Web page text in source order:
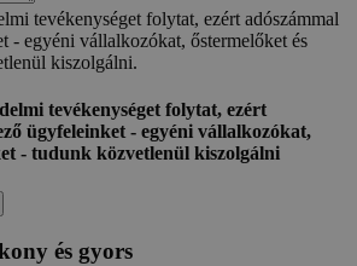
tevékenységet folytat, ezért adószámmal
- egyéni vállalkozókat, őstermelőket és
kiszolgálni.
tevékenységet folytat, ezért
ügyfeleinket - egyéni vállalkozókat,
- tudunk közvetlenül kiszolgálni
és gyors